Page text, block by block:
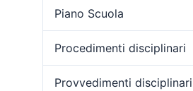
Piano Scuola
Procedimenti disciplinari
Provvedimenti disciplinari